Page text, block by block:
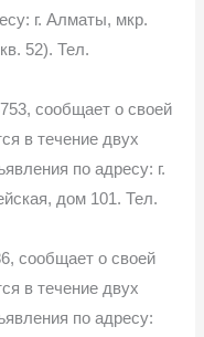
г. Алматы, мкр.
52). Тел.
сообщает о своей
в течение двух
по адресу: г.
дом 101. Тел.
сообщает о своей
в течение двух
по адресу: